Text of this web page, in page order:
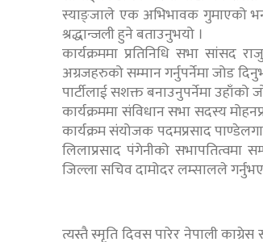
स्याङ्जाले एक अभिभावक गुमाएको
श्रद्धान्जली हुने बताउनुभयो ।
कार्यक्रममा प्रतिनिधि सभा सांसद
अग्रजहरुको सम्मान गर्नुपर्नेमा जोड
पार्टीलाई सशक्त बनाउनुपर्नेमा उहाँको
कार्यक्रममा संविधान सभा सदस्य
कार्यक्रम संयोजक पदमप्रसाद
लिलाप्रसाद पंगेनीको
जिल्ला सचिव दामोदर लम्सालले
त्यस्तै स्मृति दिवस पारेर नेपाली